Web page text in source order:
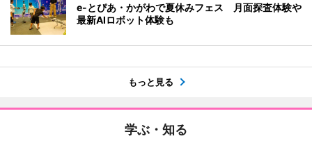
e-とぴあ・かがわで夏休みフェス 月面探査体験や
最新AIロボット体験も
もっと見る
学ぶ・知る